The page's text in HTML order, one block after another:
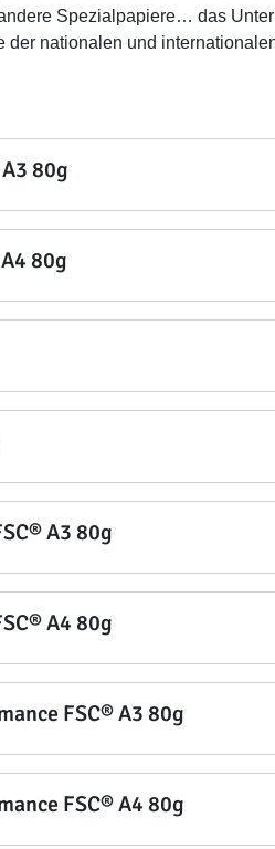
Spezialpapiere… das
der nationalen und
80g
80g
A3 80g
A4 80g
FSC® A3 80g
FSC® A4 80g